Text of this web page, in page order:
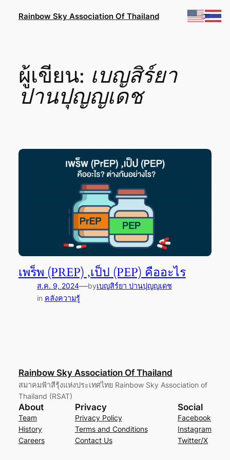
Rainbow Sky Association Of Thailand
ผู้เขียน: เบญสิร์ยา
ปานปุญญเดช
เพร็พ (PREP) ,เป็ป (PEP) คืออะไร
ส.ค. 9, 2024—byเบญสิร์ยา ปานปุญญเดช
in คลังความรู้
Rainbow Sky Association Of Thailand
สมาคมฟ้าสีรุ้งแห่งประเทศไทย Rainbow Sky Association of
Thailand (RSAT)
About
Team
History
Careers
Privacy
Privacy Policy
Terms and Conditions
Contact Us
Social
Facebook
Instagram
Twitter/X